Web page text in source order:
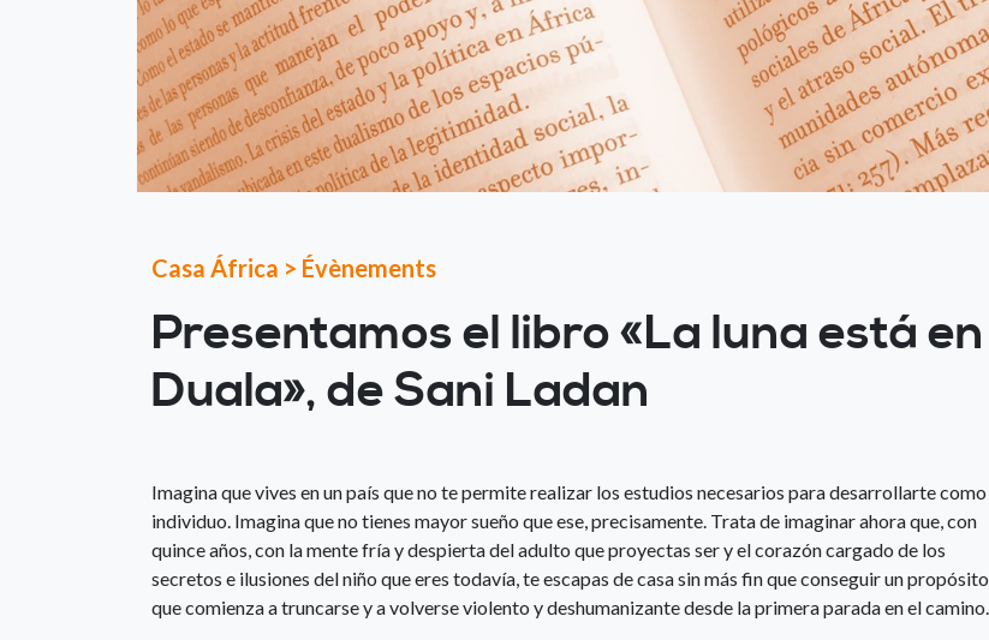
Casa África > Évènements
Presentamos el libro «La luna está en
Duala», de Sani Ladan
Imagina que vives en un país que no te permite realizar los estudios necesarios para desarrollarte como
individuo. Imagina que no tienes mayor sueño que ese, precisamente. Trata de imaginar ahora que, con
quince años, con la mente fría y despierta del adulto que proyectas ser y el corazón cargado de los
secretos e ilusiones del niño que eres todavía, te escapas de casa sin más fin que conseguir un propósito
que comienza a truncarse y a volverse violento y deshumanizante desde la primera parada en el camino.